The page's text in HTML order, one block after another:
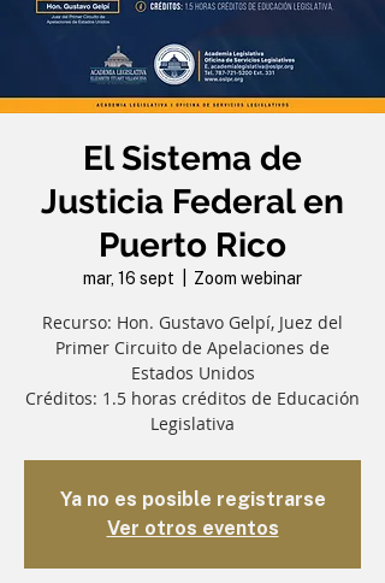
El Sistema de
Justicia Federal en
Puerto Rico
mar, 16 sept Zoom webinar
Recurso: Hon. Gustavo Gelpí, Juez del
Primer Circuito de Apelaciones de
Estados Unidos
Créditos: 1.5 horas créditos de Educación
Legislativa
Ya no es posible registrarse
Ver otros eventos